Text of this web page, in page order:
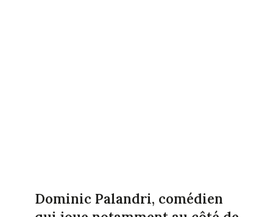
Dominic Palandri, comédien